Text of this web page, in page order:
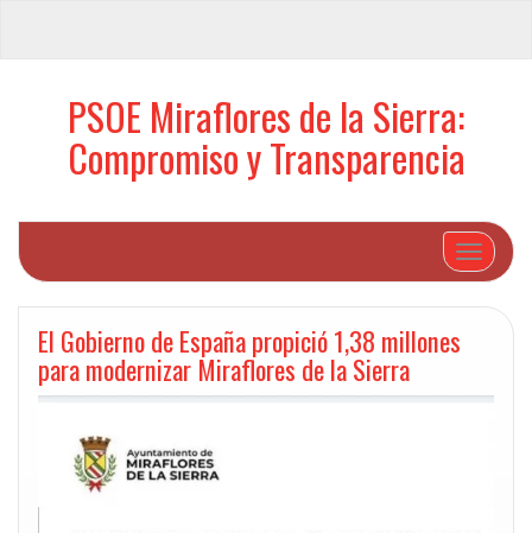
PSOE Miraflores de la Sierra:
Compromiso y Transparencia
Cambiar
El Gobierno de España propició 1,38 millones
para modernizar Miraflores de la Sierra